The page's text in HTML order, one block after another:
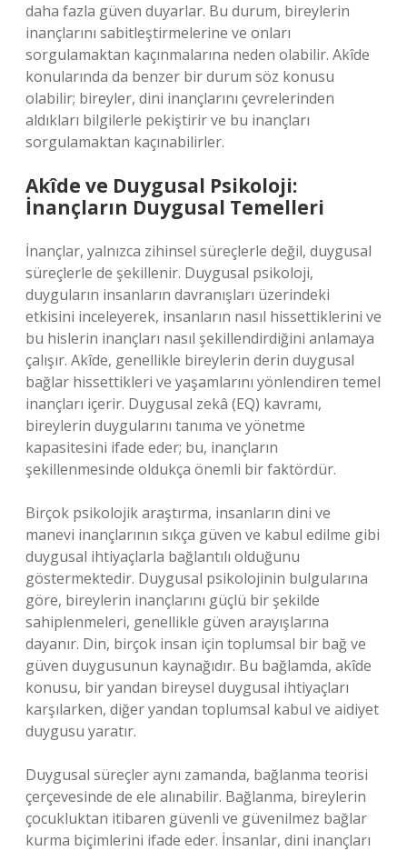
daha fazla güven duyarlar. Bu durum, bireylerin
inançlarını sabitleştirmelerine ve onları
sorgulamaktan kaçınmalarına neden olabilir. Akîde
konularında da benzer bir durum söz konusu
olabilir; bireyler, dini inançlarını çevrelerinden
aldıkları bilgilerle pekiştirir ve bu inançları
sorgulamaktan kaçınabilirler.
Akîde ve Duygusal Psikoloji:
İnançların Duygusal Temelleri
İnançlar, yalnızca zihinsel süreçlerle değil, duygusal
süreçlerle de şekillenir. Duygusal psikoloji,
duyguların insanların davranışları üzerindeki
etkisini inceleyerek, insanların nasıl hissettiklerini ve
bu hislerin inançları nasıl şekillendirdiğini anlamaya
çalışır. Akîde, genellikle bireylerin derin duygusal
bağlar hissettikleri ve yaşamlarını yönlendiren temel
inançları içerir. Duygusal zekâ (EQ) kavramı,
bireylerin duygularını tanıma ve yönetme
kapasitesini ifade eder; bu, inançların
şekillenmesinde oldukça önemli bir faktördür.
Birçok psikolojik araştırma, insanların dini ve
manevi inançlarının sıkça güven ve kabul edilme gibi
duygusal ihtiyaçlarla bağlantılı olduğunu
göstermektedir. Duygusal psikolojinin bulgularına
göre, bireylerin inançlarını güçlü bir şekilde
sahiplenmeleri, genellikle güven arayışlarına
dayanır. Din, birçok insan için toplumsal bir bağ ve
güven duygusunun kaynağıdır. Bu bağlamda, akîde
konusu, bir yandan bireysel duygusal ihtiyaçları
karşılarken, diğer yandan toplumsal kabul ve aidiyet
duygusu yaratır.
Duygusal süreçler aynı zamanda, bağlanma teorisi
çerçevesinde de ele alınabilir. Bağlanma, bireylerin
çocukluktan itibaren güvenli ve güvenilmez bağlar
kurma biçimlerini ifade eder. İnsanlar, dini inançları